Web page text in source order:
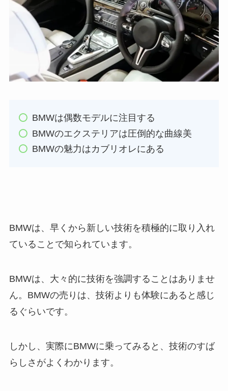
BMWは偶数モデルに注目する
BMWのエクステリアは圧倒的な曲線美
BMWの魅力はカブリオレにある
BMWは、早くから新しい技術を積極的に取り入れ
ていることで知られています。
BMWは、大々的に技術を強調することはありませ
ん。BMWの売りは、技術よりも体験にあると感じ
るぐらいです。
しかし、実際にBMWに乗ってみると、技術のすば
らしさがよくわかります。